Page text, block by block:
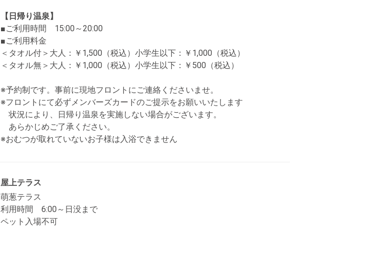
【日帰り温泉】
■ご利用時間 15:00～20:00
■ご利用料金
＜タオル付＞大人：￥1,500（税込）小学生以下：￥1,000（税込）
＜タオル無＞大人：￥1,000（税込）小学生以下：￥500（税込）
※予約制です。事前に現地フロントにご連絡くださいませ。
※フロントにて必ずメンバーズカードのご提示をお願いいたします
状況により、日帰り温泉を実施しない場合がございます。
あらかじめご了承ください。
※おむつが取れていないお子様は入浴できません
屋上テラス
萌葱テラス
利用時間 6:00～日没まで
ペット入場不可